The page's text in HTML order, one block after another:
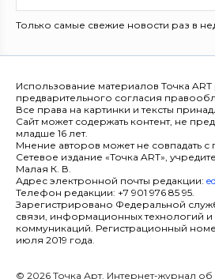
Только самые свежие новости раз в
Использование материалов Точка
предварительного согласия
Все права на картинки и тексты
Сайт может содержать контент, не
младше 16 лет.
Мнение авторов может не совпадать
Сетевое издание «Точка ART»,
Малая К. В.
Адрес электронной почты редакции:
Телефон редакции: +7 901 976 85 95.
Зарегистрировано Федеральной
связи, информационных технологий и
коммуникаций. Регистрационный
июля 2019 года.
© 2026 Точка Арт. Интернет-журнал об